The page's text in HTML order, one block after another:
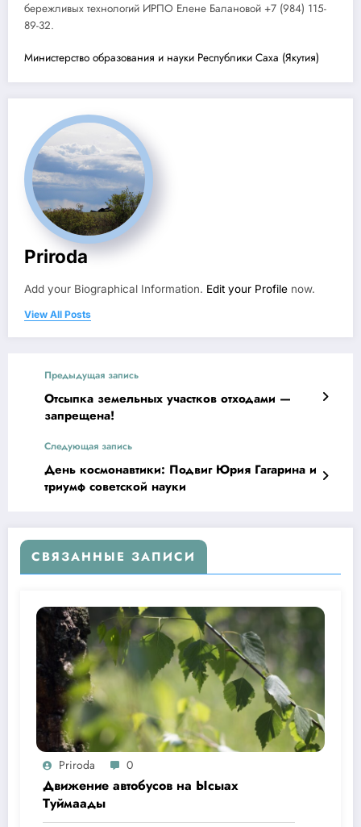
бережливых технологий ИРПО Елене Балановой +7 (984) 115-
89-32.
Министерство образования и науки Республики Саха (Якутия)
Priroda
Add your Biographical Information. Edit your Profile now.
View All Posts
Предыдущая запись
Отсыпка земельных участков отходами —
запрещена!
Следующая запись
День космонавтики: Подвиг Юрия Гагарина и
триумф советской науки
СВЯЗАННЫЕ ЗАПИСИ
Priroda 0
Движение автобусов на Ысыах
Туймаады